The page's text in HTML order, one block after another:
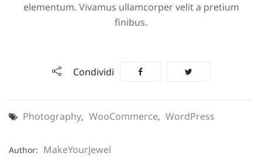
elementum. Vivamus ullamcorper velit a pretium
finibus.
Condividi
Photography, WooCommerce, WordPress
Author: MakeYourJewel